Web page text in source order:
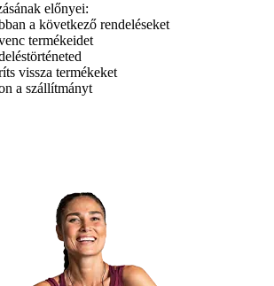
előnyei:
a következő rendeléseket
termékeidet
vissza termékeket
a szállítmányt